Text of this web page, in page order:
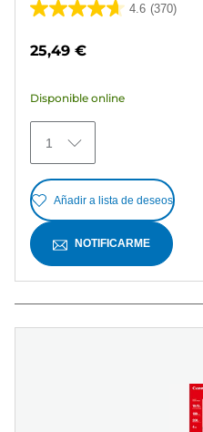
4.6 (370)
4.6
370
reseñas
25,49 €
Disponible online
1
Añadir a lista de deseos
NOTIFICARME